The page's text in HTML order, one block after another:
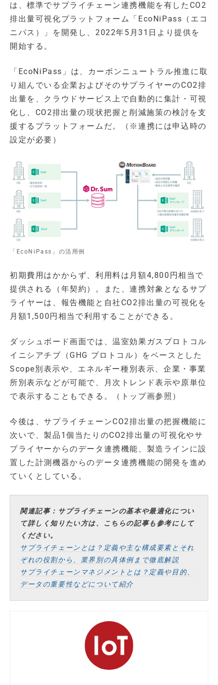
は、標準でサプライチェーン連携機能を有したCO2
排出量可視化プラットフォーム「EcoNiPass（エコ
ニパス）​」を開発し、2022年5月31日より提供を
開始する。
「EcoNiPass」は、カーボンニュートラル推進に取
り組んでいる企業およびそのサプライヤーのCO2排
出量を、クラウドサービス上で自動的に集計・可視
化し、CO2排出量の現状把握と削減施策の検討を支
援するプラットフォームだ。（※連携には申込時の
設定が必要）
「EcoNiPass」の活用例
初期費用はかからず、利用料は月額4,800円相当で
提供される（年契約）。また、連携対象となるサプ
ライヤーは、報告機能と自社CO2排出量の可視化を
月額1,500円相当で利用することができる。
ダッシュボード画面では、温室効果ガスプロトコル
イニシアチブ（GHG プロトコル）をベースとした
Scope別表示や、エネルギー種別表示、企業・事業
所別表示などが可能で、月次トレンド表示や原単位
で表示することもできる。（トップ画参照）
今後は、サプライチェーンCO2排出量の把握機能に
次いで、製品1個当たりのCO2排出量の可視化やサ
プライヤーからのデータ連携機能、製造ラインに設
置した計測機器からのデータ連携機能の開発を進め
ていくとしている。
関連記事：サプライチェーンの基本や最適化につい
て詳しく知りたい方は、こちらの記事も参考にして
ください。
サプライチェーンとは？定義や主な構成要素とそれ
ぞれの役割から、業界別の具体例まで徹底解説
サプライチェーンマネジメントとは？定義や目的、
データの重要性などについて紹介